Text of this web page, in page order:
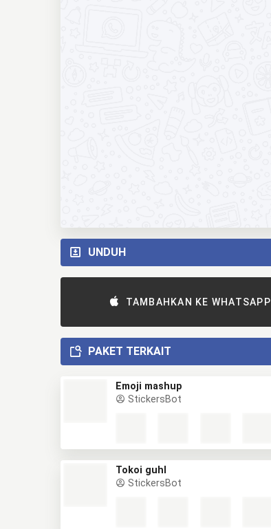
UNDUH
TAMBAHKAN KE WHATSAPP
PAKET TERKAIT
Emoji mashup
StickersBot
Tokoi guhl
StickersBot